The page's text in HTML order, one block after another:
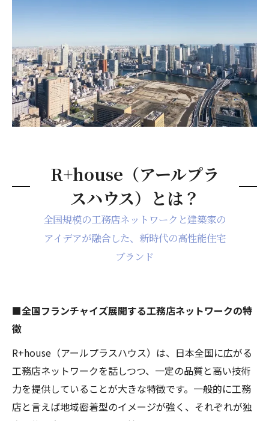
策・予防
まとめ：R+houseで理想の住まいを実現！困っ
たらカビバスターズ東京へ
R+house（アールプラ
スハウス）とは？
全国規模の工務店ネットワークと建築家の
アイデアが融合した、新時代の高性能住宅
ブランド
■全国フランチャイズ展開する工務店ネットワークの特
徴
R+house（アールプラスハウス）は、日本全国に広がる
工務店ネットワークを話しつつ、一定の品質と高い技術
力を提供していることが大きな特徴です。一般的に工務
店と言えば地域密着型のイメージが強く、それぞれが独